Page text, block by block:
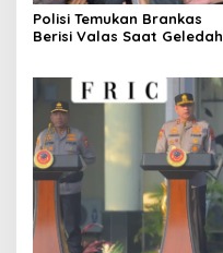
Polisi Temukan Brankas
Berisi Valas Saat Geledah